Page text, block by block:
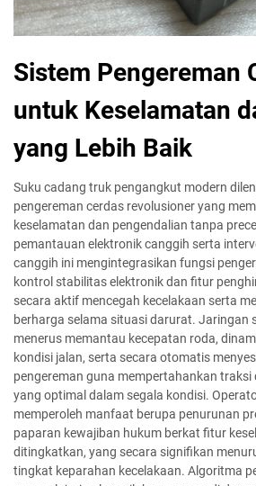
Sistem Pengereman
untuk Keselamatan
yang Lebih Baik
Suku cadang truk pengangkut modern
pengereman cerdas revolusioner yang
keselamatan dan pengendalian tanpa
pemantauan elektronik canggih serta
canggih ini mengintegrasikan fungsi
kontrol stabilitas elektronik dan fitur
secara aktif mencegah kecelakaan serta
berharga selama situasi darurat. Jaringan
menerus memantau kecepatan roda,
kondisi jalan, serta secara otomatis
pengereman guna mempertahankan traksi
yang optimal dalam segala kondisi.
memperoleh manfaat berupa penurunan
paparan kewajiban hukum berkat fitur
ditingkatkan, yang secara signifikan
tingkat keparahan kecelakaan. Algoritma